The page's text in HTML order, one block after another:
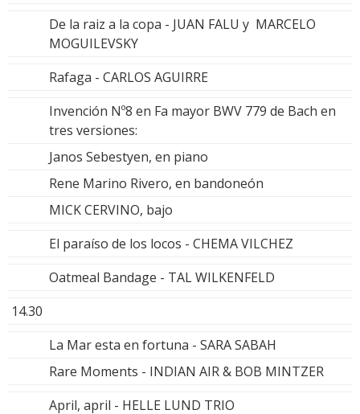
De la raiz a la copa - JUAN FALU y MARCELO
MOGUILEVSKY
Rafaga - CARLOS AGUIRRE
Invención Nº8 en Fa mayor BWV 779 de Bach en
tres versiones:
Janos Sebestyen, en piano
Rene Marino Rivero, en bandoneón
MICK CERVINO, bajo
El paraíso de los locos - CHEMA VILCHEZ
Oatmeal Bandage - TAL WILKENFELD
14.30
La Mar esta en fortuna - SARA SABAH
Rare Moments - INDIAN AIR & BOB MINTZER
April, april - HELLE LUND TRIO